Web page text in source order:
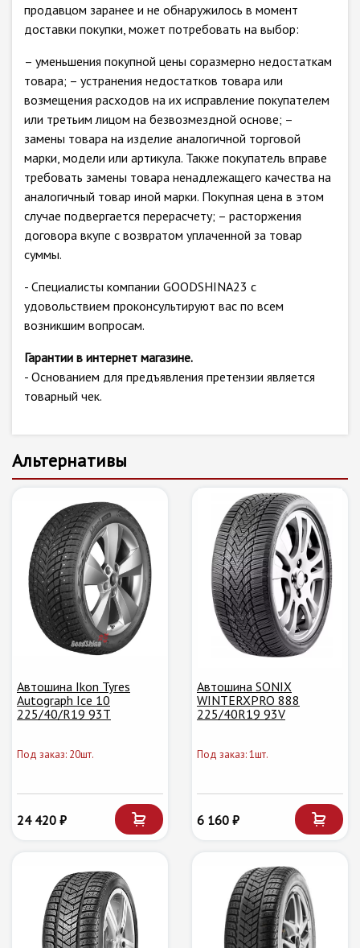
продавцом заранее и не обнаружилось в момент
доставки покупки, может потребовать на выбор:
– уменьшения покупной цены соразмерно недостаткам
товара; – устранения недостатков товара или
возмещения расходов на их исправление покупателем
или третьим лицом на безвозмездной основе; –
замены товара на изделие аналогичной торговой
марки, модели или артикула. Также покупатель вправе
требовать замены товара ненадлежащего качества на
аналогичный товар иной марки. Покупная цена в этом
случае подвергается перерасчету; – расторжения
договора вкупе с возвратом уплаченной за товар
суммы.
- Специалисты компании GOODSHINA23 с
удовольствием проконсультируют вас по всем
возникшим вопросам.
Гарантии в интернет магазине.
- Основанием для предъявления претензии является
товарный чек.
Альтернативы
Автошина Ikon Tyres
Autograph Ice 10
225/40/R19 93T
Под заказ: 20шт.
24 420 ₽
Автошина SONIX
WINTERXPRO 888
225/40R19 93V
Под заказ: 1шт.
6 160 ₽